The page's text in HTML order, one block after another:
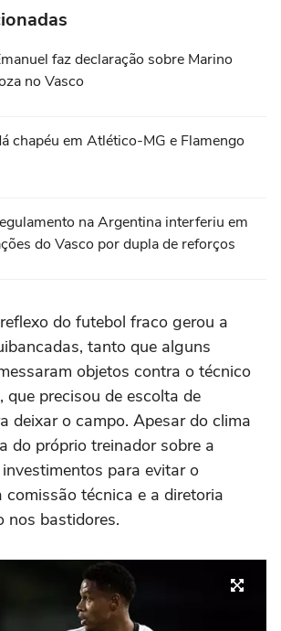
faz declaração sobre Marino
no Vasco
chapéu em Atlético-MG e Flamengo
na Argentina interferiu em
do Vasco por dupla de reforços
do futebol fraco gerou a
tanto que alguns
objetos contra o técnico
que precisou de escolta de
deixar o campo. Apesar do clima
do próprio treinador sobre a
para evitar o
comissão técnica e a diretoria
nos bastidores.